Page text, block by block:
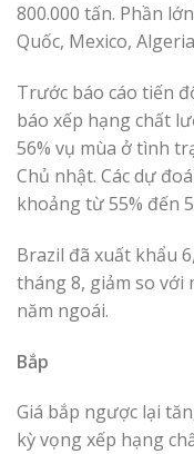
800.000 tấn. Phần
Quốc, Mexico,
Trước báo cáo tiến
báo xếp hạng chất
56% vụ mùa ở tình
Chủ nhật. Các dự
khoảng từ 55% đến
Brazil đã xuất khẩu
tháng 8, giảm so với
năm ngoái.
Bắp
Giá bắp ngược lại
kỳ vọng xếp hạng